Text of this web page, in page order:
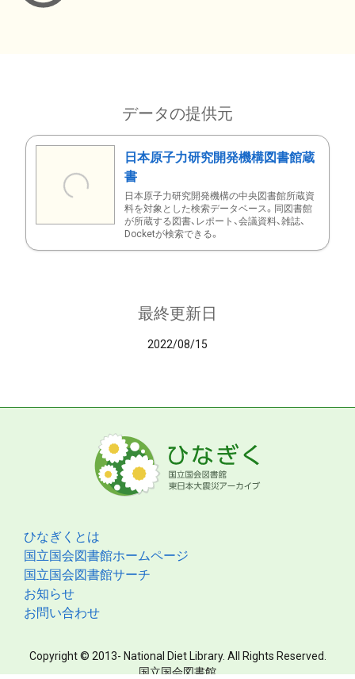
データの提供元
日本原子力研究開発機構図書館蔵
書
日本原子力研究開発機構の中央図書館所蔵資
料を対象とした検索データベース。同図書館
が所蔵する図書、レポート、会議資料、雑誌、
Docketが検索できる。
最終更新日
2022/08/15
ひなぎくとは
国立国会図書館ホームページ
国立国会図書館サーチ
お知らせ
お問い合わせ
Copyright © 2013- National Diet Library. All Rights Reserved.